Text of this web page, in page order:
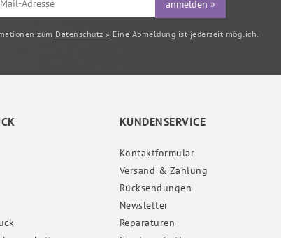
anmelden »
zum Datenschutz » Eine Abmeldung ist jederzeit möglich.
KUNDENSERVICE
Kontaktformular
Versand & Zahlung
Rücksendungen
Newsletter
Reparaturen